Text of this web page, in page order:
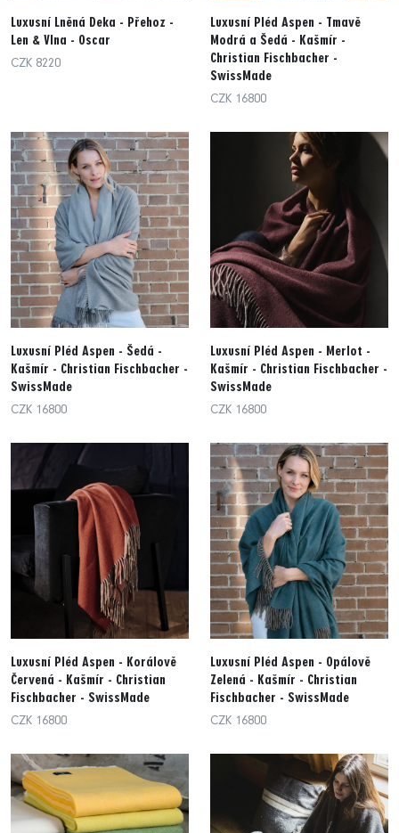
Luxusní Lněná Deka - Přehoz -
Len & Vlna - Oscar
CZK 8220
Luxusní Pléd Aspen - Tmavě
Modrá a Šedá - Kašmír -
Christian Fischbacher -
SwissMade
CZK 16800
Luxusní Pléd Aspen - Šedá -
Kašmír - Christian Fischbacher -
SwissMade
CZK 16800
Luxusní Pléd Aspen - Merlot -
Kašmír - Christian Fischbacher -
SwissMade
CZK 16800
Luxusní Pléd Aspen - Korálově
Červená - Kašmír - Christian
Fischbacher - SwissMade
CZK 16800
Luxusní Pléd Aspen - Opálově
Zelená - Kašmír - Christian
Fischbacher - SwissMade
CZK 16800